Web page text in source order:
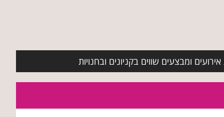
ומבצעים שווים בקניונים ובחנויות